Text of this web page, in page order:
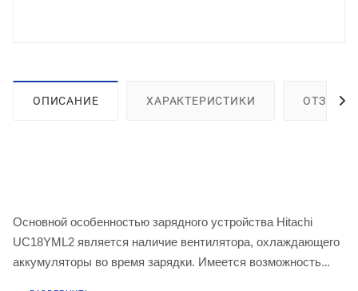
ОПИСАНИЕ ХАРАКТЕРИСТИКИ ОТЗЫВЫ
Основной особенностью зарядного устройства Hitachi
UC18YML2 является наличие вентилятора, охлаждающего
аккумуляторы во время зарядки. Имеется возможность